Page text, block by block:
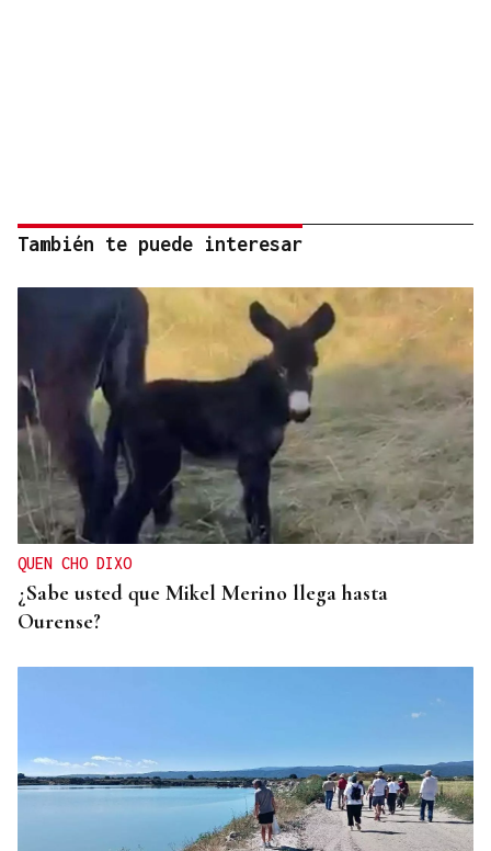
También te puede interesar
QUEN CHO DIXO
¿Sabe usted que Mikel Merino llega hasta
Ourense?